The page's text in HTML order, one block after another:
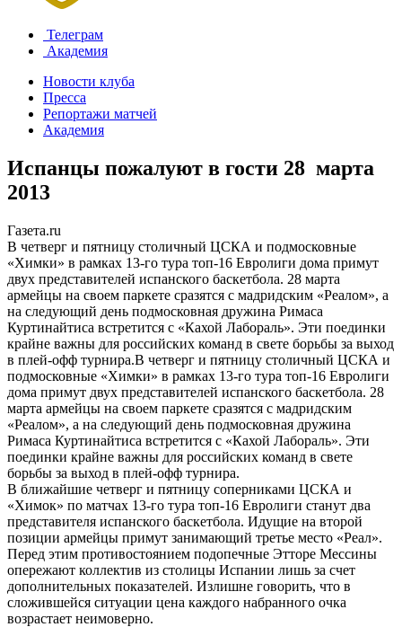
Телеграм
Академия
Новости клуба
Пресса
Репортажи матчей
Академия
Испанцы пожалуют в гости 28 марта
2013
Газета.ru
В четверг и пятницу столичный ЦСКА и подмосковные
«Химки» в рамках 13-го тура топ-16 Евролиги дома примут
двух представителей испанского баскетбола. 28 марта
армейцы на своем паркете сразятся с мадридским «Реалом», а
на следующий день подмосковная дружина Римаса
Куртинайтиса встретится с «Кахой Лабораль». Эти поединки
крайне важны для российских команд в свете борьбы за выход
в плей-офф турнира.В четверг и пятницу столичный ЦСКА и
подмосковные «Химки» в рамках 13-го тура топ-16 Евролиги
дома примут двух представителей испанского баскетбола. 28
марта армейцы на своем паркете сразятся с мадридским
«Реалом», а на следующий день подмосковная дружина
Римаса Куртинайтиса встретится с «Кахой Лабораль». Эти
поединки крайне важны для российских команд в свете
борьбы за выход в плей-офф турнира.
В ближайшие четверг и пятницу соперниками ЦСКА и
«Химок» по матчах 13-го тура топ-16 Евролиги станут два
представителя испанского баскетбола. Идущие на второй
позиции армейцы примут занимающий третье место «Реал».
Перед этим противостоянием подопечные Этторе Мессины
опережают коллектив из столицы Испании лишь за счет
дополнительных показателей. Излишне говорить, что в
сложившейся ситуации цена каждого набранного очка
возрастает неимоверно.